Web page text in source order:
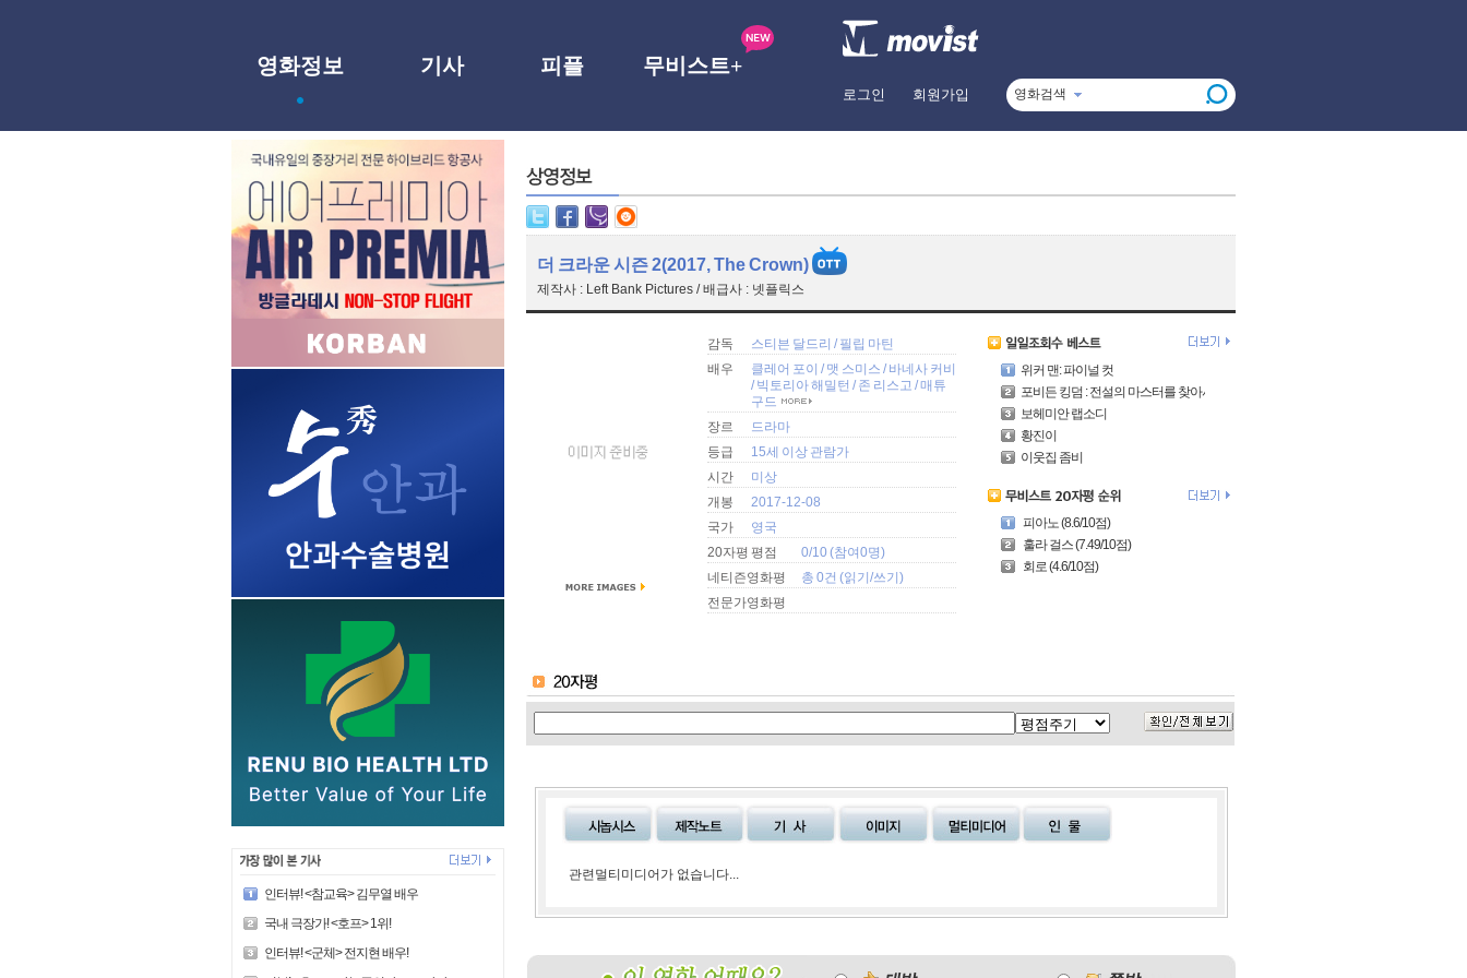
영화정보 기사 피플 무비스트+
로그인 회원가입 영화검색
인터뷰! <참교육> 김무열 배우
국내 극장가! <호프> 1위!
인터뷰! <군체> 전지현 배우!
더 크라운 시즌 2(2017, The Crown)
제작사 : Left Bank Pictures / 배급사 : 넷플릭스
감독 스티븐 달드리 /필립 마틴
배우
클레어 포이 /맷 스미스 /바네사 커비
/빅토리아 해밀턴 /존 리스고 /매튜
구드
장르
드라마
등급
15세 이상 관람가
시간
미상
개봉
2017-12-08
국가
영국
20자평 평점
0/10 (참여0명)
네티즌영화평
총 0건 (읽기 /쓰기 )
전문가영화평
위커 맨: 파이널 컷
포비든 킹덤 : 전설의 마스터를 찾아서
보헤미안 랩소디
황진이
이웃집 좀비
피아노 (8.6/10점)
훌라 걸스 (7.49/10점)
회로 (4.6/10점)
관련멀티미디어가 없습니다...